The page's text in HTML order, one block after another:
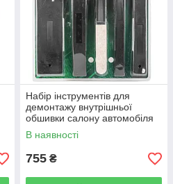
Набір інструментів для
демонтажу внутрішньої
обшивки салону автомобіля
5ін. Rock FORCE RF-904M8
(код 51578)
В наявності
755 ₴